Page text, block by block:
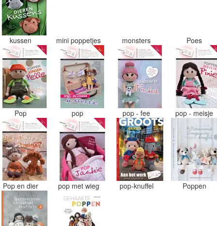
kussen mini poppetjes monsters Poes
Pop pop pop - fee pop - meisje
Pop en dier pop met wieg pop-knuffel Poppen